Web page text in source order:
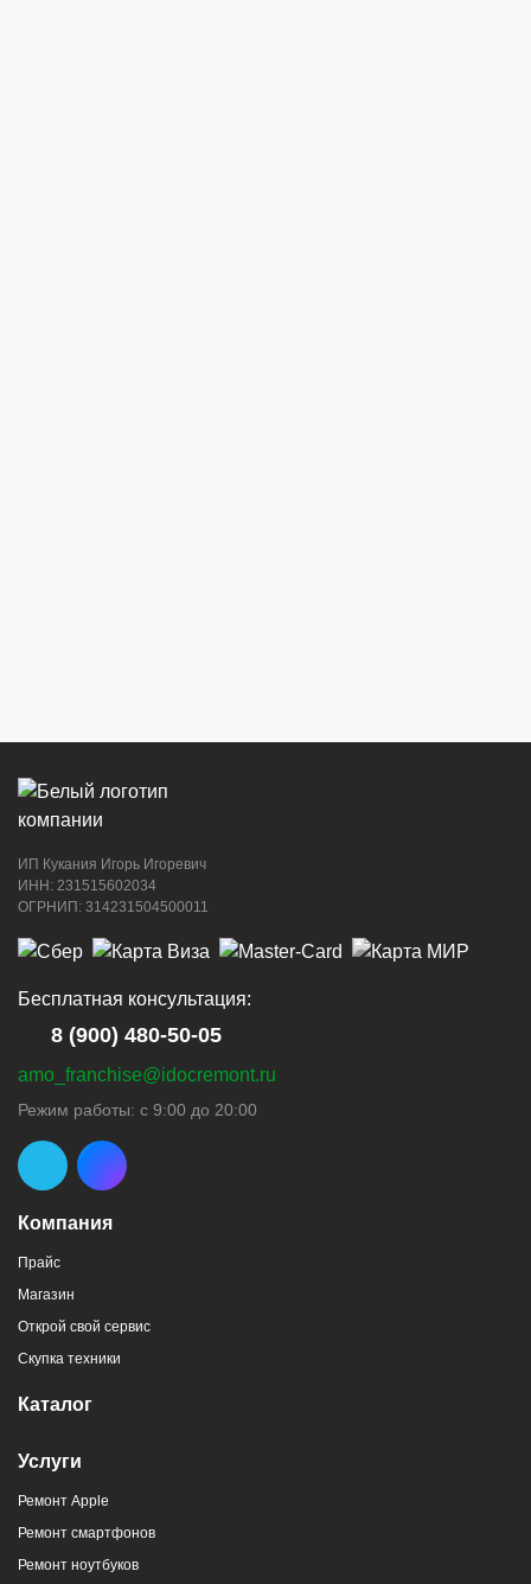
ИП Кукания Игорь Игоревич
ИНН: 231515602034
ОГРНИП: 314231504500011
Компания
Прайс
Магазин
Открой свой сервис
Скупка техники
Каталог
Услуги
Ремонт Apple
Ремонт смартфонов
Ремонт ноутбуков
Бесплатная консультация:
8 (900) 480-50-05
amo_franchise@idocremont.ru
Режим работы: с 9:00 до 20:00